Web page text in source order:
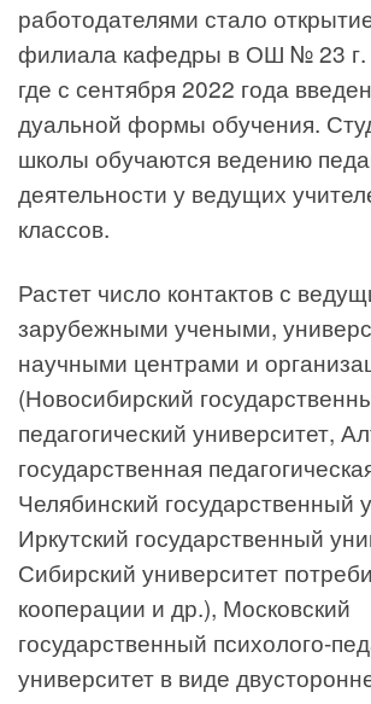
работодателями стало
филиала кафедры в ОШ № 23 г.
где с сентября 2022 года
дуальной формы обучения.
школы обучаются ведению
деятельности у ведущих
классов.
Растет число контактов с
зарубежными учеными,
научными центрами и
(Новосибирский
педагогический университет,
государственная
Челябинский государственный
Иркутский государственный
Сибирский университет
кооперации и др.), Московский
государственный психолого-
университет в виде